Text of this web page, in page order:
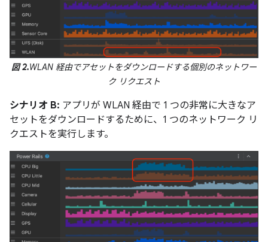
図 2.WLAN 経由でアセットをダウンロードする個別のネットワー
ク リクエスト
シナリオ B: アプリが WLAN 経由で 1 つの非常に大きなア
セットをダウンロードするために、1 つのネットワーク リ
クエストを実行します。